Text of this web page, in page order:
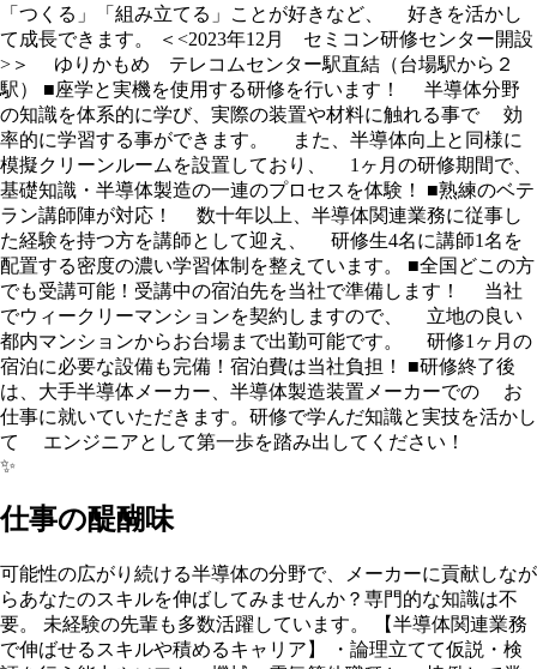
「つくる」「組み立てる」ことが好きなど、 好きを活かし
て成長できます。 ＜<2023年12月 セミコン研修センター開設
>＞ ゆりかもめ テレコムセンター駅直結（台場駅から２
駅） ■座学と実機を使用する研修を行います！ 半導体分野
の知識を体系的に学び、実際の装置や材料に触れる事で 効
率的に学習する事ができます。 また、半導体向上と同様に
模擬クリーンルームを設置しており、 1ヶ月の研修期間で、
基礎知識・半導体製造の一連のプロセスを体験！ ■熟練のベテ
ラン講師陣が対応！ 数十年以上、半導体関連業務に従事し
た経験を持つ方を講師として迎え、 研修生4名に講師1名を
配置する密度の濃い学習体制を整えています。 ■全国どこの方
でも受講可能！受講中の宿泊先を当社で準備します！ 当社
でウィークリーマンションを契約しますので、 立地の良い
都内マンションからお台場まで出勤可能です。 研修1ヶ月の
宿泊に必要な設備も完備！宿泊費は当社負担！ ■研修終了後
は、大手半導体メーカー、半導体製造装置メーカーでの お
仕事に就いていただきます。研修で学んだ知識と実技を活かし
て エンジニアとして第一歩を踏み出してください！
✨
仕事の醍醐味
可能性の広がり続ける半導体の分野で、メーカーに貢献しなが
らあなたのスキルを伸ばしてみませんか？専門的な知識は不
要。 未経験の先輩も多数活躍しています。 【半導体関連業務
で伸ばせるスキルや積めるキャリア】 ・論理立てて仮説・検